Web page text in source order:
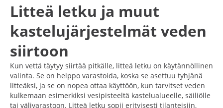
Litteä letku ja muut
kastelujärjestelmät veden
siirtoon
Kun vettä täytyy siirtää pitkälle, litteä letku on käytännöllinen
valinta. Se on helppo varastoida, koska se asettuu tyhjänä
litteäksi, ja se on nopea ottaa käyttöön, kun tarvitset veden
kulkemaan esimerkiksi vesipisteeltä kastelualueelle, säiliölle
tai välivarastoon. Litteä letku sopii erityisesti tilanteisiin,